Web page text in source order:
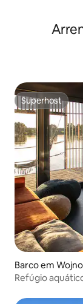
Superhost
Superhost
Barco em
Refúgio